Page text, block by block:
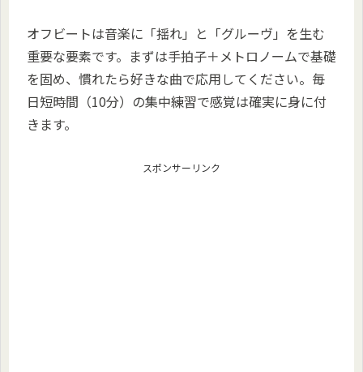
オフビートは音楽に「揺れ」と「グルーヴ」を生む
重要な要素です。まずは手拍子＋メトロノームで基礎
を固め、慣れたら好きな曲で応用してください。毎
日短時間（10分）の集中練習で感覚は確実に身に付
きます。
スポンサーリンク